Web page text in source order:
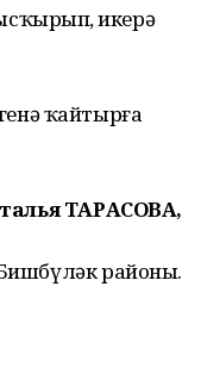
һикерә
ҡайтырға
ТАРАСОВА,
районы.